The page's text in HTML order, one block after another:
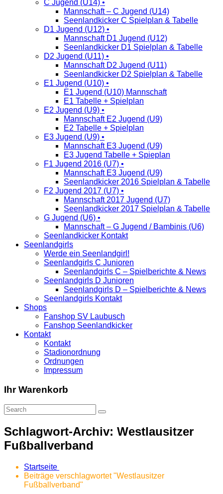
C Jugend (U14) •
Mannschaft – C Jugend (U14)
Seenlandkicker C Spielplan & Tabelle
D1 Jugend (U12) •
Mannschaft D1 Jugend (U12)
Seenlandkicker D1 Spielplan & Tabelle
D2 Jugend (U11) •
Mannschaft D2 Jugend (U11)
Seenlandkicker D2 Spielplan & Tabelle
E1 Jugend (U10) •
E1 Jugend (U10) Mannschaft
E1 Tabelle + Spielplan
E2 Jugend (U9) •
Mannschaft E2 Jugend (U9)
E2 Tabelle + Spielplan
E3 Jugend (U9) •
Mannschaft E3 Jugend (U9)
E3 Jugend Tabelle + Spieplan
F1 Jugend 2016 (U7) •
Mannschaft E3 Jugend (U9)
Seenlandkicker 2016 Spielplan & Tabelle
F2 Jugend 2017 (U7) •
Mannschaft 2017 Jugend (U7)
Seenlandkicker 2017 Spielplan & Tabelle
G Jugend (U6) •
Mannschaft – G Jugend / Bambinis (U6)
Seenlandkicker Kontakt
Seenlandgirls
Werde ein Seenlandgirl!
Seenlandgirls C Junioren
Seenlandgirls C – Spielberichte & News
Seenlandgirls D Junioren
Seenlandgirls D – Spielberichte & News
Seenlandgirls Kontakt
Shops
Fanshop SV Laubusch
Fanshop Seenlandkicker
Kontakt
Kontakt
Stadionordnung
Ordnungen
Impressum
Ihr Warenkorb
Schlagwort-Archiv: Westlausitzer
Fußballverband
Startseite
Beiträge verschlagwortet "Westlausitzer
Fußballverband"